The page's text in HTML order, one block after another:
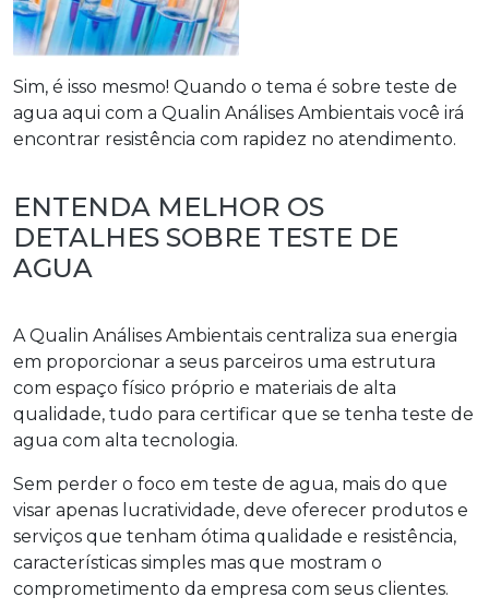
Sim, é isso mesmo! Quando o tema é sobre teste de
agua aqui com a Qualin Análises Ambientais você irá
encontrar resistência com rapidez no atendimento.
ENTENDA MELHOR OS
DETALHES SOBRE TESTE DE
AGUA
A Qualin Análises Ambientais centraliza sua energia
em proporcionar a seus parceiros uma estrutura
com espaço físico próprio e materiais de alta
qualidade, tudo para certificar que se tenha teste de
agua com alta tecnologia.
Sem perder o foco em teste de agua, mais do que
visar apenas lucratividade, deve oferecer produtos e
serviços que tenham ótima qualidade e resistência,
características simples mas que mostram o
comprometimento da empresa com seus clientes.